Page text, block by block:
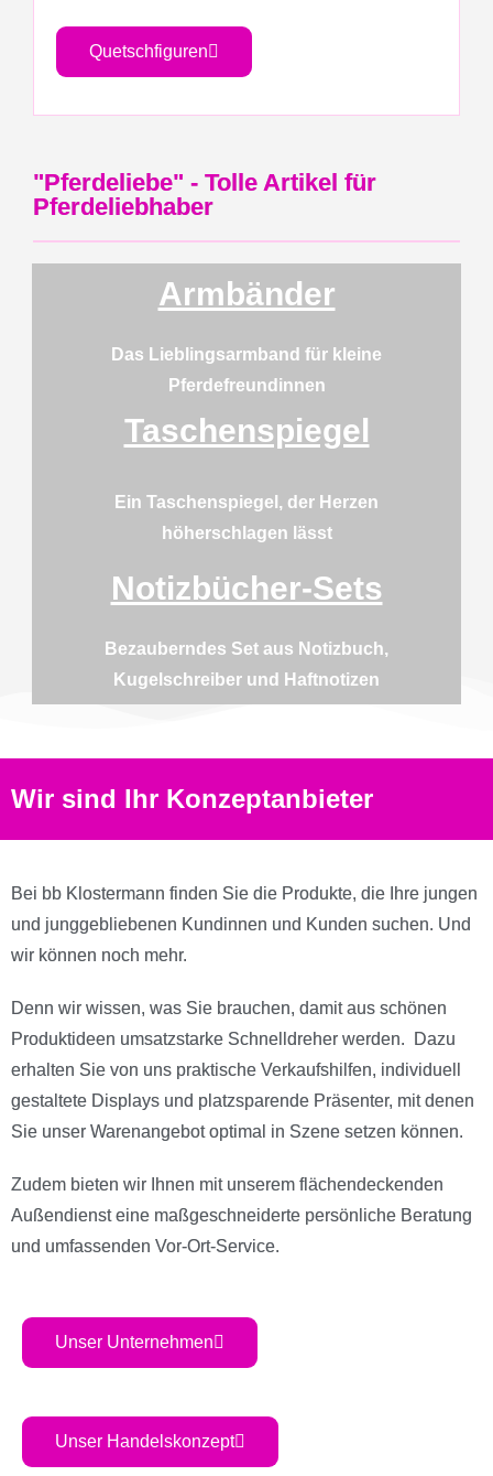
Quetschfiguren
"Pferdeliebe" - Tolle Artikel für
Pferdeliebhaber
Armbänder
Das Lieblingsarmband für kleine
Pferdefreundinnen
Taschenspiegel
Ein Taschenspiegel, der Herzen
höherschlagen lässt
Notizbücher-Sets
Bezauberndes Set aus Notizbuch,
Kugelschreiber und Haftnotizen
Wir sind Ihr Konzeptanbieter
Bei bb Klostermann finden Sie die Produkte, die Ihre jungen
und junggebliebenen Kundinnen und Kunden suchen. Und
wir können noch mehr.
Denn wir wissen, was Sie brauchen, damit aus schönen
Produktideen umsatzstarke Schnelldreher werden. Dazu
erhalten Sie von uns praktische Verkaufshilfen, individuell
gestaltete Displays und platzsparende Präsenter, mit denen
Sie unser Warenangebot optimal in Szene setzen können.
Zudem bieten wir Ihnen mit unserem flächendeckenden
Außendienst eine maßgeschneiderte persönliche Beratung
und umfassenden Vor-Ort-Service.
Unser Unternehmen
Unser Handelskonzept